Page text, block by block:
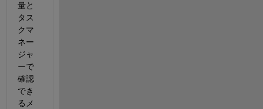
量と
タス
クマ
ネー
ジャ
ーで
確認
でき
るメ